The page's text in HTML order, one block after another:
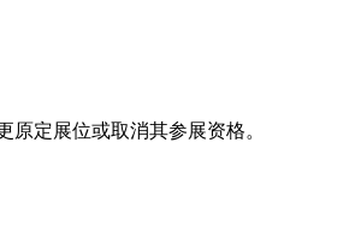
定展位或取消其参展资格。